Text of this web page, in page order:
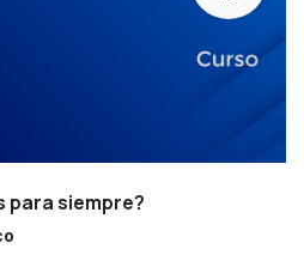
para siempre?